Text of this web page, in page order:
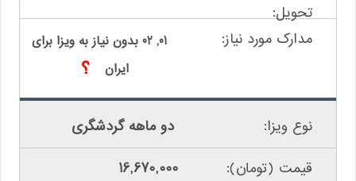
01, 02 بدون نیاز به ویزا برای
ایران
دو ماهه گردشگری
16,670,000